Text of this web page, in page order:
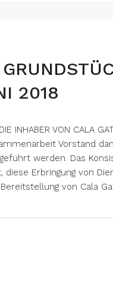
2018
INHABER VON CALA
Vorstand
werden. Das
diese Erbringung von
von Cala